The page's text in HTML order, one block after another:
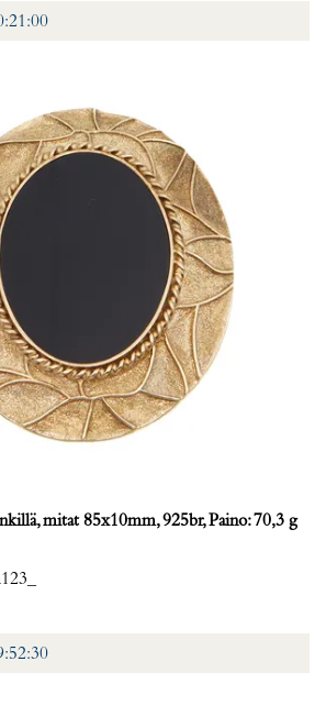
mitat 85x10mm, 925br, Paino: 70,3 g